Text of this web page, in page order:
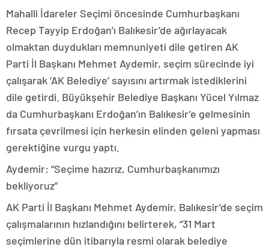
Mahalli İdareler Seçimi öncesinde Cumhurbaşkanı
Recep Tayyip Erdoğan’ı Balıkesir’de ağırlayacak
olmaktan duydukları memnuniyeti dile getiren AK
Parti İl Başkanı Mehmet Aydemir, seçim sürecinde iyi
çalışarak ‘AK Belediye’ sayısını artırmak istediklerini
dile getirdi. Büyükşehir Belediye Başkanı Yücel Yılmaz
da Cumhurbaşkanı Erdoğan’ın Balıkesir’e gelmesinin
fırsata çevrilmesi için herkesin elinden geleni yapması
gerektiğine vurgu yaptı.
Aydemir: “Seçime hazırız, Cumhurbaşkanımızı
bekliyoruz”
AK Parti İl Başkanı Mehmet Aydemir, Balıkesir’de seçim
çalışmalarının hızlandığını belirterek, “31 Mart
seçimlerine dün itibarıyla resmi olarak belediye